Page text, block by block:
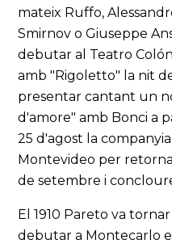
mateix Ruffo,
Smirnov o Giuseppe
debutar al Teatro
amb "Rigoletto" la nit
presentar cantant un
d'amore" amb Bonci a
25 d'agost la
Montevideo per
de setembre i
El 1910 Pareto va
debutar a Montecarlo